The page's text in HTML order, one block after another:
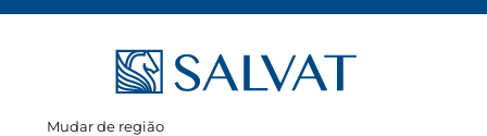
Mudar de região